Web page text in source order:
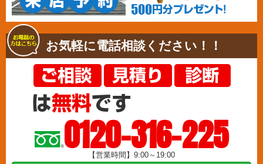
お気軽に電話相談ください！！
0120-316-225
【営業時間】9:00～19:00